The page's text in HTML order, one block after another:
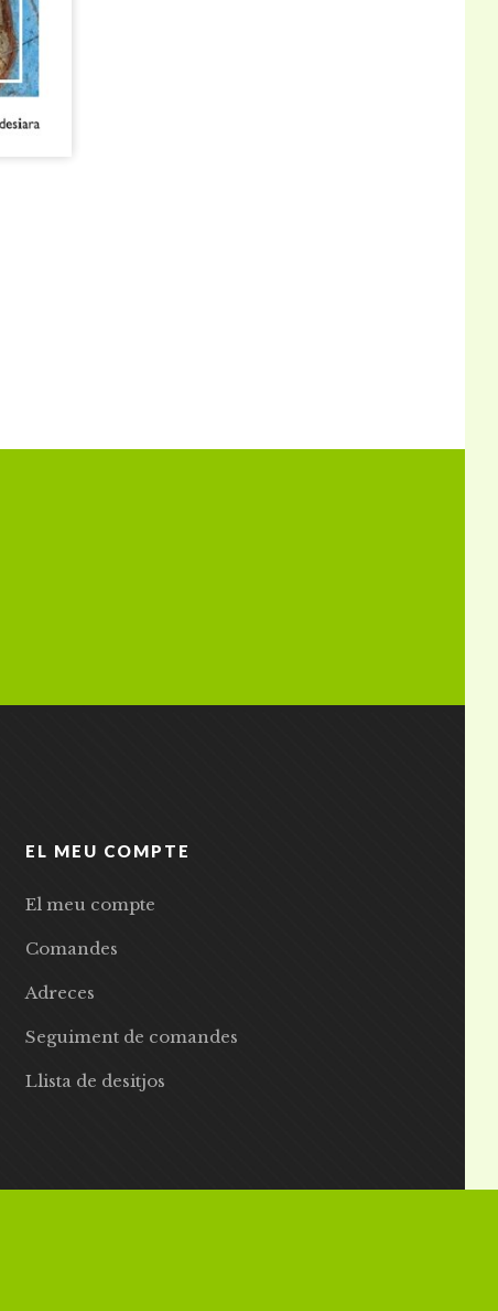
EL MEU COMPTE
El meu compte
Comandes
Adreces
Seguiment de comandes
Llista de desitjos